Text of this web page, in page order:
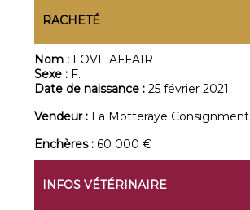
RACHETÉ
Nom : LOVE AFFAIR
Sexe : F.
Date de naissance :25 février 2021
Vendeur : La Motteraye Consignment
Enchères : 60 000 €
INFOS VÉTÉRINAIRE